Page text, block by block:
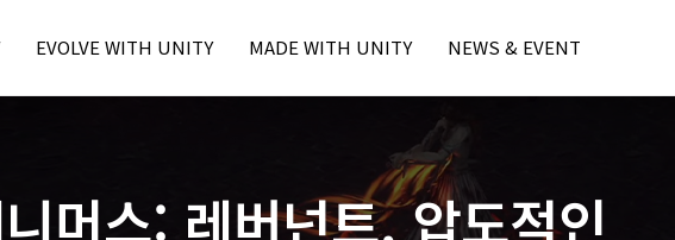
본문내용 바로가기
주메뉴 바로가기
EVOLVE WITH UNITY
Unity Learn
MADE WITH UNITY
MWU Case
NEWS & EVENT
Press
- Unite Seoul 2026
- Unite Seoul 2025
머스: 레버넌트, 압도적인